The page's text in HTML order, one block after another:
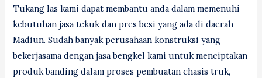
Tukang las kami dapat membantu anda dalam memenuhi
kebutuhan jasa tekuk dan pres besi yang ada di daerah
Madiun. Sudah banyak perusahaan konstruksi yang
bekerjasama dengan jasa bengkel kami untuk menciptakan
produk banding dalam proses pembuatan chasis truk,